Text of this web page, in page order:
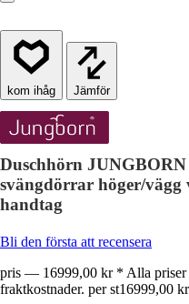
Jämför
Duschhörn
svängdörrar höger/vägg
handtag
Bli den första att recensera
pris — 16999,00 kr * Alla priser
fraktkostnader. per st16999,00 kr